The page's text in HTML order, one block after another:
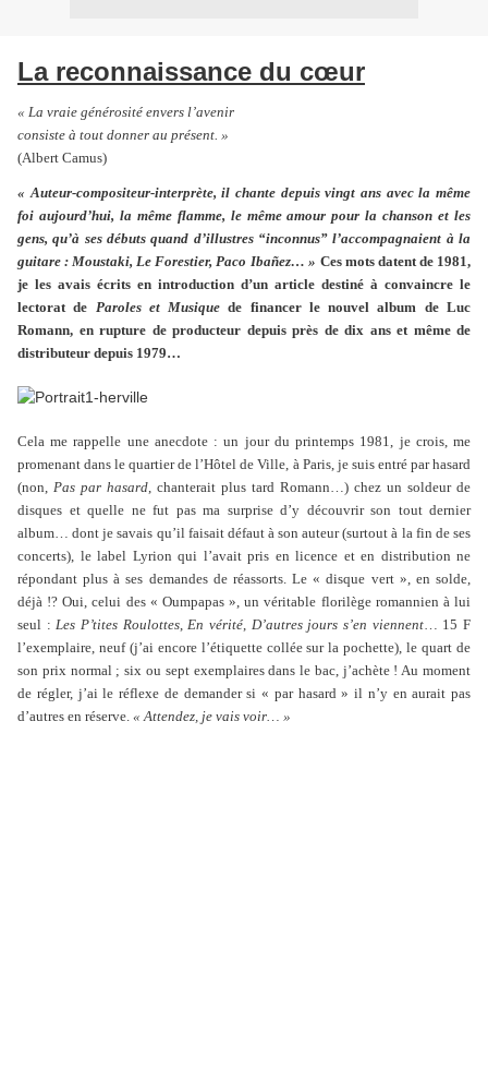
La reconnaissance du cœur
« La vraie générosité envers l’avenir
consiste à tout donner au présent. »
(Albert Camus)
« Auteur-compositeur-interprète, il chante depuis vingt ans avec la même
foi aujourd’hui, la même flamme, le même amour pour la chanson et les
gens, qu’à ses débuts quand d’illustres “inconnus” l’accompagnaient à la
guitare : Moustaki, Le Forestier, Paco Ibañez… » Ces mots datent de 1981,
je les avais écrits en introduction d’un article destiné à convaincre le
lectorat de Paroles et Musique de financer le nouvel album de Luc
Romann, en rupture de producteur depuis près de dix ans et même de
distributeur depuis 1979…
Cela me rappelle une anecdote : un jour du printemps 1981, je crois, me
promenant dans le quartier de l’Hôtel de Ville, à Paris, je suis entré par hasard
(non, Pas par hasard, chanterait plus tard Romann…) chez un soldeur de
disques et quelle ne fut pas ma surprise d’y découvrir son tout dernier
album… dont je savais qu’il faisait défaut à son auteur (surtout à la fin de ses
concerts), le label Lyrion qui l’avait pris en licence et en distribution ne
répondant plus à ses demandes de réassorts. Le « disque vert », en solde,
déjà !? Oui, celui des « Oumpapas », un véritable florilège romannien à lui
seul :Les P’tites Roulottes,En vérité, D’autres jours s’en viennent… 15 F
l’exemplaire, neuf (j’ai encore l’étiquette collée sur la pochette), le quart de
son prix normal ; six ou sept exemplaires dans le bac, j’achète ! Au moment
de régler, j’ai le réflexe de demander si « par hasard » il n’y en aurait pas
d’autres en réserve. « Attendez, je vais voir… »